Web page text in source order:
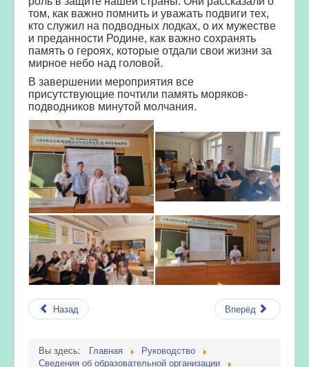
том, как важно помнить и уважать подвиги тех,
кто служил на подводных лодках, о их мужестве
и преданности Родине, как важно сохранять
память о героях, которые отдали свои жизни за
мирное небо над головой.
В завершении мероприятия все
присутствующие почтили память моряков-
подводников минутой молчания.
Назад Вперёд
Вы здесь: Главная
Руководство
Сведения об образовательной организации